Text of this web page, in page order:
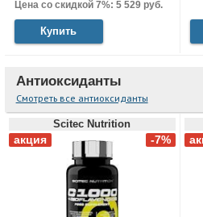
Цена со скидкой 7%: 5 529 руб.
Купить
Антиоксиданты
Смотреть все антиоксиданты
Scitec Nutrition